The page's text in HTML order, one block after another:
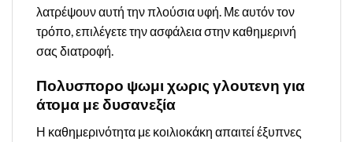
λατρέψουν αυτή την πλούσια υφή. Με αυτόν τον
τρόπο, επιλέγετε την ασφάλεια στην καθημερινή
σας διατροφή.
Πολυσπορο ψωμι χωρις γλουτενη για
άτομα με δυσανεξία
Η καθημερινότητα με κοιλιοκάκη απαιτεί έξυπνες